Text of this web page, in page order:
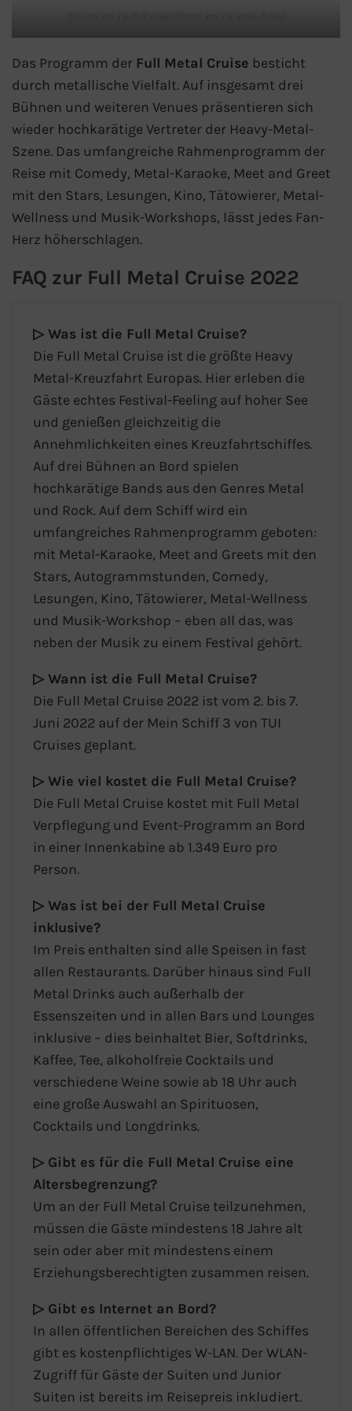
Kreuzfahrt-Quiz
Reiseversicherungen
Flug buchen
Kreuzfahrt-Themen
Kreuzfahrt buchen
Konzert bei der Full Metal Cruise auf der Mein Schiff
Das Programm der Full Metal Cruise besticht
durch metallische Vielfalt. Auf insgesamt drei
Bühnen und weiteren Venues präsentieren sich
wieder hochkarätige Vertreter der Heavy-Metal-
Szene. Das umfangreiche Rahmenprogramm der
Reise mit Comedy, Metal-Karaoke, Meet and Greet
mit den Stars, Lesungen, Kino, Tätowierer, Metal-
Wellness und Musik-Workshops, lässt jedes Fan-
Herz höherschlagen.
FAQ zur Full Metal Cruise 2022
▷ Was ist die Full Metal Cruise?
Die Full Metal Cruise ist die größte Heavy
Metal-Kreuzfahrt Europas. Hier erleben die
Gäste echtes Festival-Feeling auf hoher See
und genießen gleichzeitig die
Annehmlichkeiten eines Kreuzfahrtschiffes.
Auf drei Bühnen an Bord spielen
hochkarätige Bands aus den Genres Metal
und Rock. Auf dem Schiff wird ein
umfangreiches Rahmenprogramm geboten:
mit Metal-Karaoke, Meet and Greets mit den
Stars, Autogrammstunden, Comedy,
Lesungen, Kino, Tätowierer, Metal-Wellness
und Musik-Workshop – eben all das, was
neben der Musik zu einem Festival gehört.
▷ Wann ist die Full Metal Cruise?
Die Full Metal Cruise 2022 ist vom 2. bis 7.
Juni 2022 auf der Mein Schiff 3 von TUI
Cruises geplant.
▷ Wie viel kostet die Full Metal Cruise?
Die Full Metal Cruise kostet mit Full Metal
Verpflegung und Event-Programm an Bord
in einer Innenkabine ab 1.349 Euro pro
Person.
▷ Was ist bei der Full Metal Cruise
inklusive?
Im Preis enthalten sind alle Speisen in fast
allen Restaurants. Darüber hinaus sind Full
Metal Drinks auch außerhalb der
Essenszeiten und in allen Bars und Lounges
inklusive – dies beinhaltet Bier, Softdrinks,
Kaffee, Tee, alkoholfreie Cocktails und
verschiedene Weine sowie ab 18 Uhr auch
eine große Auswahl an Spirituosen,
Cocktails und Longdrinks.
▷ Gibt es für die Full Metal Cruise eine
Altersbegrenzung?
Um an der Full Metal Cruise teilzunehmen,
müssen die Gäste mindestens 18 Jahre alt
sein oder aber mit mindestens einem
Erziehungsberechtigten zusammen reisen.
▷ Gibt es Internet an Bord?
In allen öffentlichen Bereichen des Schiffes
gibt es kostenpflichtiges W-LAN. Der WLAN-
Zugriff für Gäste der Suiten und Junior
Suiten ist bereits im Reisepreis inkludiert.